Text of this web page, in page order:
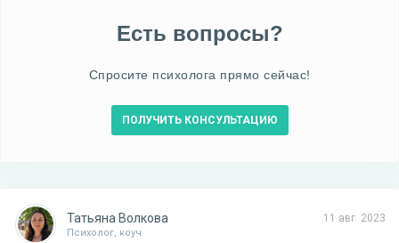
Есть вопросы?
Спросите психолога прямо сейчас!
ПОЛУЧИТЬ КОНСУЛЬТАЦИЮ
11 авг. 2023
Татьяна Волкова
Психолог, коуч